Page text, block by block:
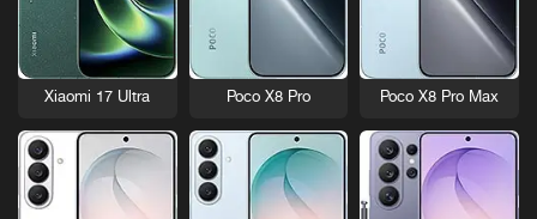
Poco X8 Pro Max
Poco X8 Pro
Xiaomi 17 Ultra